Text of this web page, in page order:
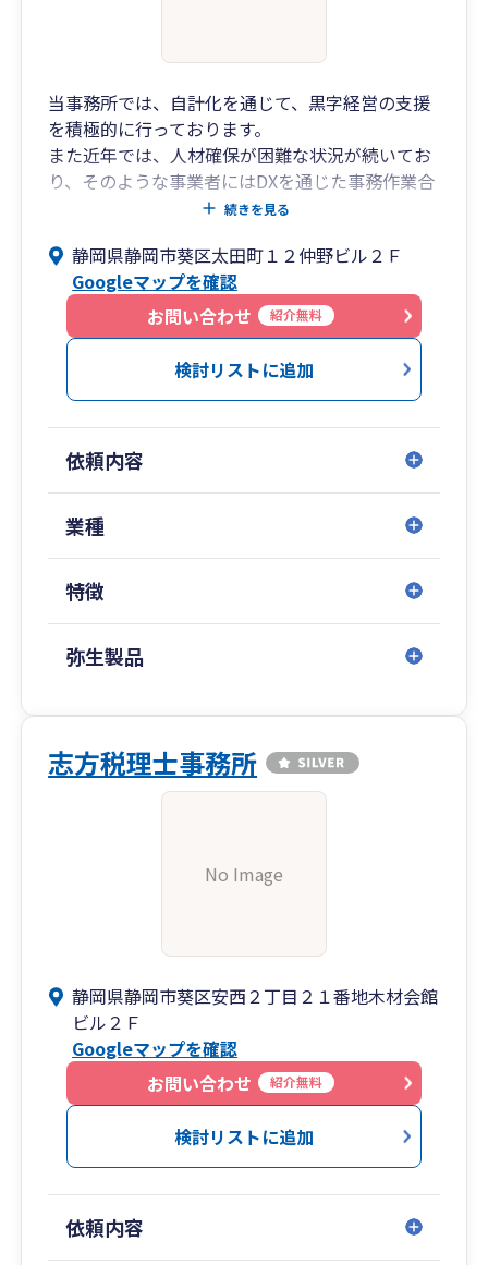
当事務所では、自計化を通じて、黒字経営の支援
を積極的に行っております。
また近年では、人材確保が困難な状況が続いてお
り、そのような事業者にはDXを通じた事務作業合
理化のご提案も行っております。
方に対して、税務相談から法人化相談、資金調達
支援、事業承継・M＆A支援まで幅広くサービスを
提供しております。
続きを見る
静岡県静岡市葵区太田町１２仲野ビル２Ｆ
Googleマップを確認
お問い合わせ
紹介無料
検討リストに追加
依頼内容
業種
特徴
弥生製品
志方税理士事務所
No Image
静岡県静岡市葵区安西２丁目２１番地木材会館
ビル２Ｆ
Googleマップを確認
お問い合わせ
紹介無料
検討リストに追加
依頼内容